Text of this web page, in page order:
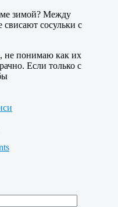
зимой? Между
сосульки с
не понимаю как их
Если только с